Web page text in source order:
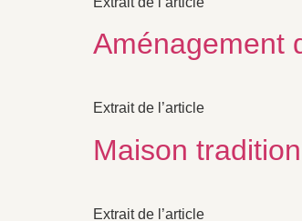
Aménagement
Extrait de l’article
Maison
Extrait de l’article